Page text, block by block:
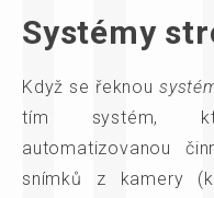
Systémy
Když se řeknou
tím systém,
automatizovanou
snímků z kamery